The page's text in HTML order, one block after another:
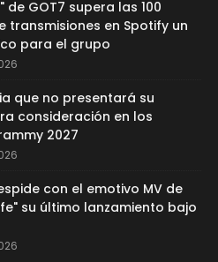
de GOT7 supera las 100
transmisiones en Spotify un
para el grupo
que no presentará su
consideración en los
2027
con el emotivo MV de
su último lanzamiento bajo